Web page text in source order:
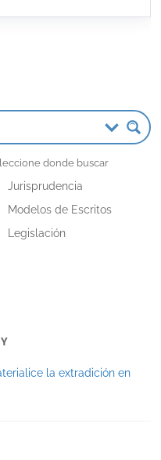
donde buscar
Jurisprudencia
Modelos de Escritos
Legislación
la extradición en